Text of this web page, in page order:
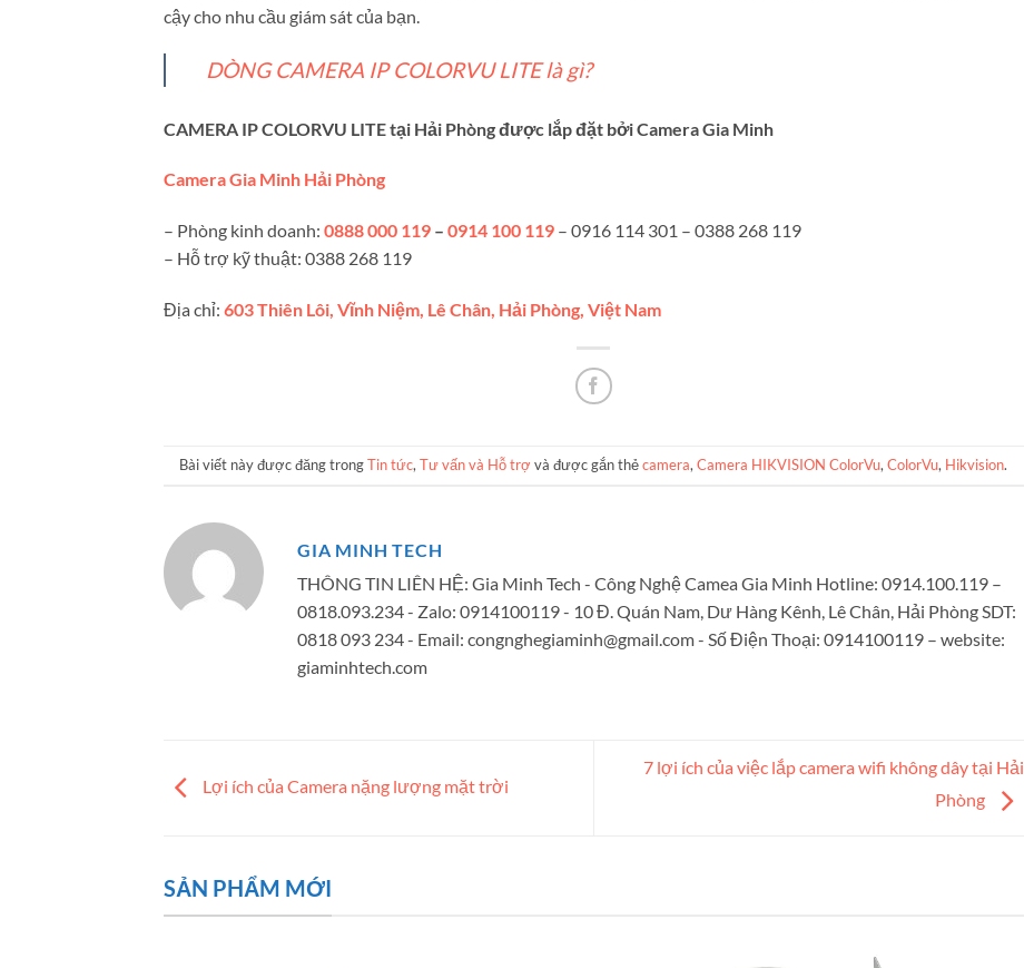
cậy cho nhu cầu giám sát của bạn.
DÒNG CAMERA IP COLORVU LITE là gì?
CAMERA IP COLORVU LITE tại Hải Phòng được lắp đặt bởi Camera Gia Minh
Camera Gia Minh Hải Phòng
– Phòng kinh doanh: 0888 000 119 – 0914 100 119 – 0916 114 301 – 0388 268 119
– Hỗ trợ kỹ thuật: 0388 268 119
Địa chỉ: 603 Thiên Lôi, Vĩnh Niệm, Lê Chân, Hải Phòng, Việt Nam
Bài viết này được đăng trongTin tức,Tư vấn và Hỗ trợvà được gắn thẻcamera,Camera HIKVISION ColorVu,ColorVu, Hikvision.
GIA MINH TECH
THÔNG TIN LIÊN HỆ: Gia Minh Tech - Công Nghệ Camea Gia Minh Hotline: 0914.100.119 –
0818.093.234 - Zalo: 0914100119 - 10 Đ. Quán Nam, Dư Hàng Kênh, Lê Chân, Hải Phòng SDT:
0818 093 234 - Email: congnghegiaminh@gmail.com- Số Điện Thoại: 0914100119 – website:
giaminhtech.com
Lợi ích của Camera nặng lượng mặt trời
7 lợi ích của việc lắp camera wifi không dây tại Hải
Phòng
SẢN PHẨM MỚI